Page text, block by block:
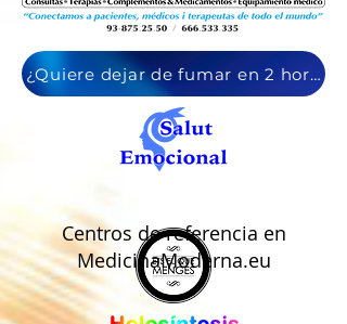
¿Quiere dejar de fumar en 2 horas?
Centros de referencia en
MedicinaModerna.eu